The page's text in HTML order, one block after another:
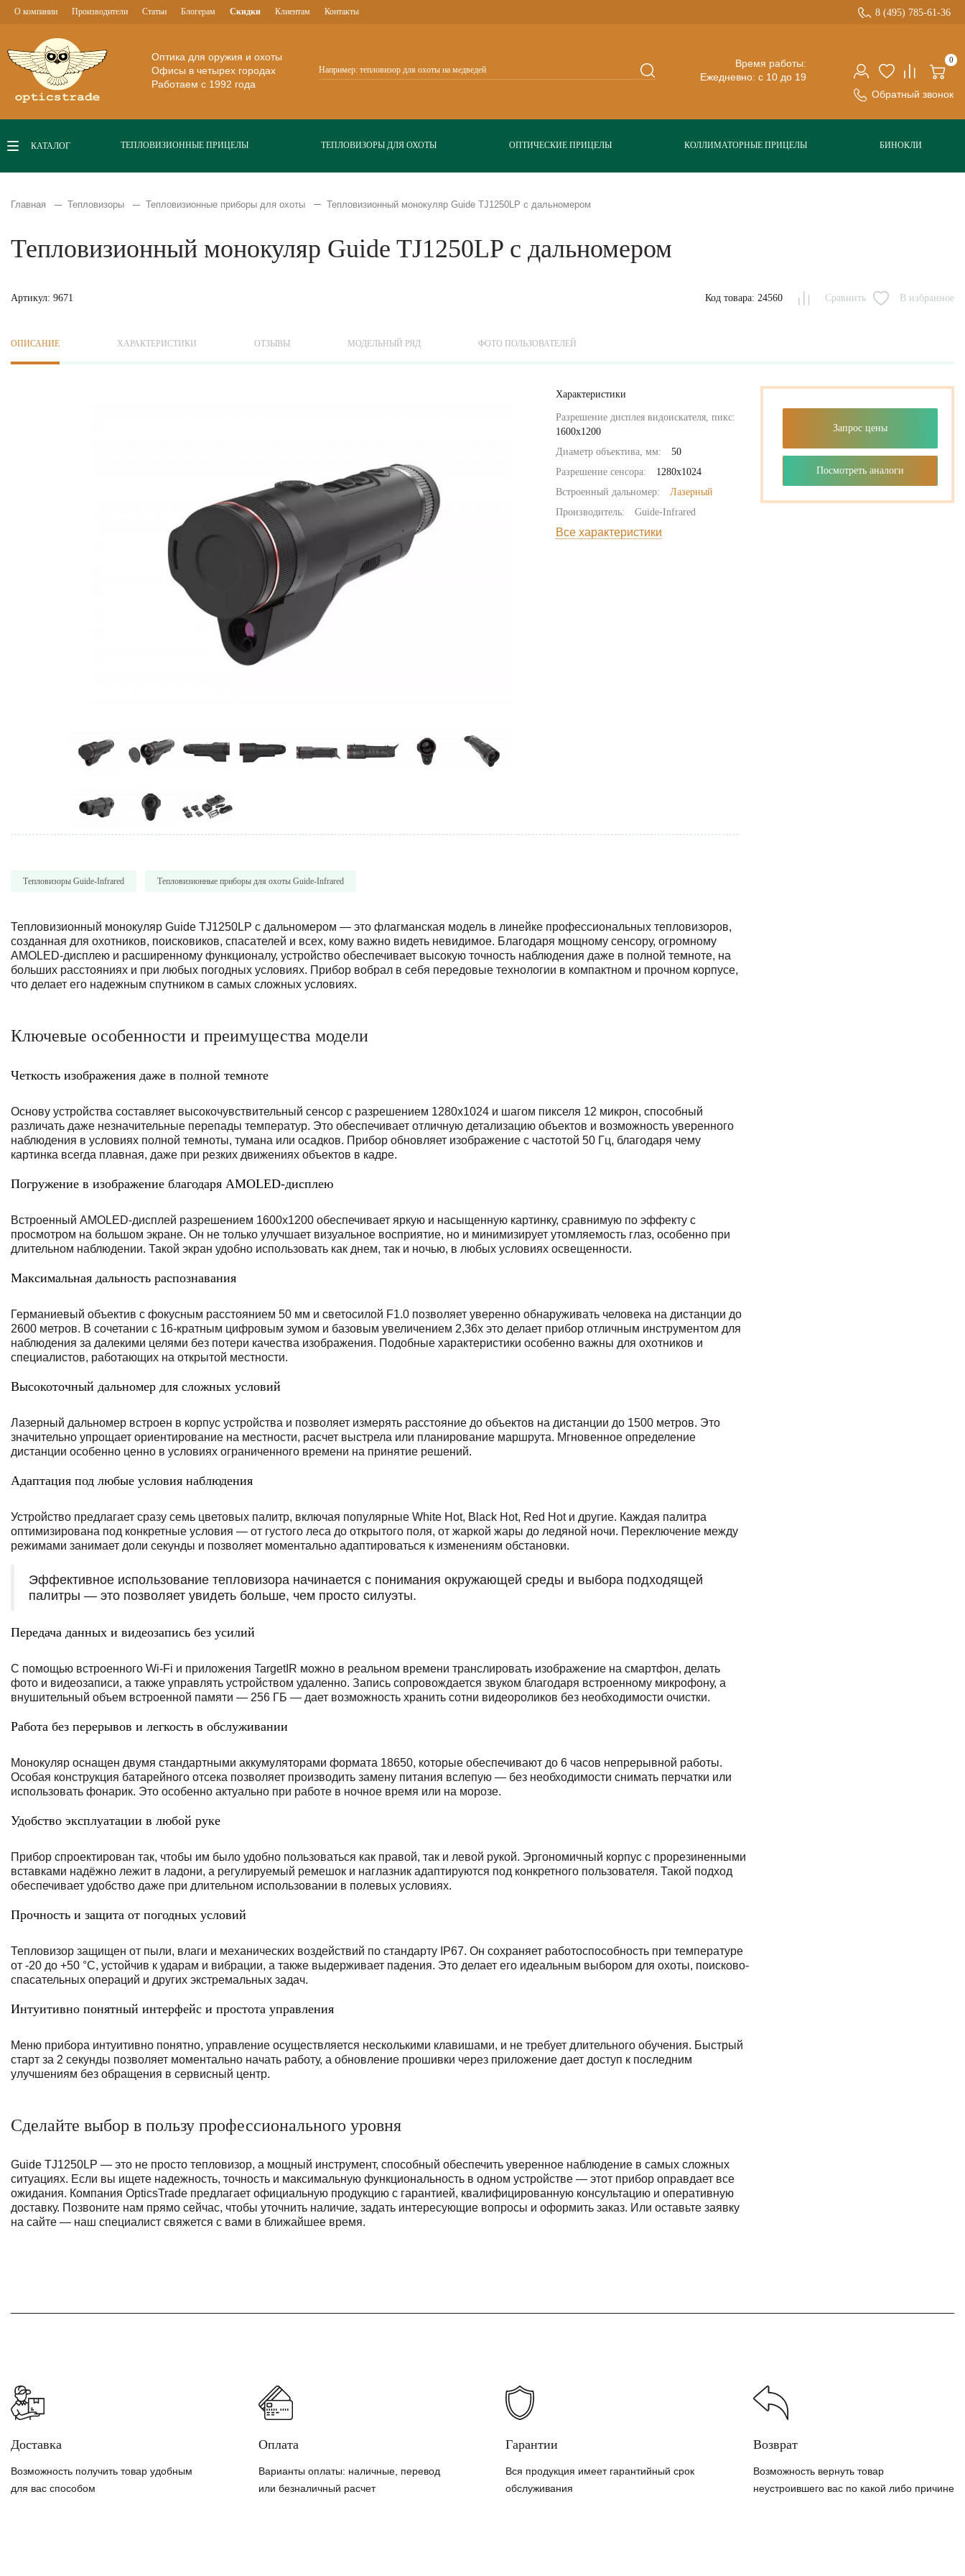
Оптика для оружия и охоты
Офисы в четырех городах
Работаем с 1992 года
Время работы:
Ежедневно: с 10 до 19
0
Обратный звонок
О компании Производители Статьи Блогерам Скидки Клиентам Контакты 8 (495) 785-61-36
КАТАЛОГ ТЕПЛОВИЗИОННЫЕ ПРИЦЕЛЫ ТЕПЛОВИЗОРЫ ДЛЯ ОХОТЫ ОПТИЧЕСКИЕ ПРИЦЕЛЫ КОЛЛИМАТОРНЫЕ ПРИЦЕЛЫ БИНОКЛИ
Главная Тепловизоры Тепловизионные приборы для охоты Тепловизионный монокуляр Guide TJ1250LP с дальномером
Тепловизионный монокуляр Guide TJ1250LP с дальномером
Артикул: 9671 Код товара: 24560 Сравнить В избранное
ОПИСАНИЕ ХАРАКТЕРИСТИКИ ОТЗЫВЫ МОДЕЛЬНЫЙ РЯД ФОТО ПОЛЬЗОВАТЕЛЕЙ
Характеристики
Разрешение дисплея видоискателя, пикс:
1600x1200
Диаметр объектива, мм:
50
Разрешение сенсора:
1280x1024
Встроенный дальномер:
Лазерный
Производитель:
Guide-Infrared
Все характеристики
Запрос цены
Посмотреть аналоги
Тепловизоры Guide-Infrared Тепловизионные приборы для охоты Guide-Infrared
Тепловизионный монокуляр Guide TJ1250LP с дальномером — это флагманская модель в линейке профессиональных тепловизоров,
созданная для охотников, поисковиков, спасателей и всех, кому важно видеть невидимое. Благодаря мощному сенсору, огромному
AMOLED-дисплею и расширенному функционалу, устройство обеспечивает высокую точность наблюдения даже в полной темноте, на
больших расстояниях и при любых погодных условиях. Прибор вобрал в себя передовые технологии в компактном и прочном корпусе,
что делает его надежным спутником в самых сложных условиях.
Ключевые особенности и преимущества модели
Четкость изображения даже в полной темноте
Основу устройства составляет высокочувствительный сенсор с разрешением 1280х1024 и шагом пикселя 12 микрон, способный
различать даже незначительные перепады температур. Это обеспечивает отличную детализацию объектов и возможность уверенного
наблюдения в условиях полной темноты, тумана или осадков. Прибор обновляет изображение с частотой 50 Гц, благодаря чему
картинка всегда плавная, даже при резких движениях объектов в кадре.
Погружение в изображение благодаря AMOLED-дисплею
Встроенный AMOLED-дисплей разрешением 1600х1200 обеспечивает яркую и насыщенную картинку, сравнимую по эффекту с
просмотром на большом экране. Он не только улучшает визуальное восприятие, но и минимизирует утомляемость глаз, особенно при
длительном наблюдении. Такой экран удобно использовать как днем, так и ночью, в любых условиях освещенности.
Максимальная дальность распознавания
Германиевый объектив с фокусным расстоянием 50 мм и светосилой F1.0 позволяет уверенно обнаруживать человека на дистанции до
2600 метров. В сочетании с 16-кратным цифровым зумом и базовым увеличением 2,36x это делает прибор отличным инструментом для
наблюдения за далекими целями без потери качества изображения. Подобные характеристики особенно важны для охотников и
специалистов, работающих на открытой местности.
Высокоточный дальномер для сложных условий
Лазерный дальномер встроен в корпус устройства и позволяет измерять расстояние до объектов на дистанции до 1500 метров. Это
значительно упрощает ориентирование на местности, расчет выстрела или планирование маршрута. Мгновенное определение
дистанции особенно ценно в условиях ограниченного времени на принятие решений.
Адаптация под любые условия наблюдения
Устройство предлагает сразу семь цветовых палитр, включая популярные White Hot, Black Hot, Red Hot и другие. Каждая палитра
оптимизирована под конкретные условия — от густого леса до открытого поля, от жаркой жары до ледяной ночи. Переключение между
режимами занимает доли секунды и позволяет моментально адаптироваться к изменениям обстановки.
Эффективное использование тепловизора начинается с понимания окружающей среды и выбора подходящей
палитры — это позволяет увидеть больше, чем просто силуэты.
Передача данных и видеозапись без усилий
С помощью встроенного Wi-Fi и приложения TargetIR можно в реальном времени транслировать изображение на смартфон, делать
фото и видеозаписи, а также управлять устройством удаленно. Запись сопровождается звуком благодаря встроенному микрофону, а
внушительный объем встроенной памяти — 256 ГБ — дает возможность хранить сотни видеороликов без необходимости очистки.
Работа без перерывов и легкость в обслуживании
Монокуляр оснащен двумя стандартными аккумуляторами формата 18650, которые обеспечивают до 6 часов непрерывной работы.
Особая конструкция батарейного отсека позволяет производить замену питания вслепую — без необходимости снимать перчатки или
использовать фонарик. Это особенно актуально при работе в ночное время или на морозе.
Удобство эксплуатации в любой руке
Прибор спроектирован так, чтобы им было удобно пользоваться как правой, так и левой рукой. Эргономичный корпус с прорезиненными
вставками надёжно лежит в ладони, а регулируемый ремешок и наглазник адаптируются под конкретного пользователя. Такой подход
обеспечивает удобство даже при длительном использовании в полевых условиях.
Прочность и защита от погодных условий
Тепловизор защищен от пыли, влаги и механических воздействий по стандарту IP67. Он сохраняет работоспособность при температуре
от -20 до +50 °C, устойчив к ударам и вибрации, а также выдерживает падения. Это делает его идеальным выбором для охоты, поисково-
спасательных операций и других экстремальных задач.
Интуитивно понятный интерфейс и простота управления
Меню прибора интуитивно понятно, управление осуществляется несколькими клавишами, и не требует длительного обучения. Быстрый
старт за 2 секунды позволяет моментально начать работу, а обновление прошивки через приложение дает доступ к последним
улучшениям без обращения в сервисный центр.
Сделайте выбор в пользу профессионального уровня
Guide TJ1250LP — это не просто тепловизор, а мощный инструмент, способный обеспечить уверенное наблюдение в самых сложных
ситуациях. Если вы ищете надежность, точность и максимальную функциональность в одном устройстве — этот прибор оправдает все
ожидания. Компания OpticsTrade предлагает официальную продукцию с гарантией, квалифицированную консультацию и оперативную
доставку. Позвоните нам прямо сейчас, чтобы уточнить наличие, задать интересующие вопросы и оформить заказ. Или оставьте заявку
на сайте — наш специалист свяжется с вами в ближайшее время.
Доставка
Возможность получить товар удобным
для вас способом
Оплата
Варианты оплаты: наличные, перевод
или безналичный расчет
Гарантии
Вся продукция имеет гарантийный срок
обслуживания
Возврат
Возможность вернуть товар
неустроившего вас по какой либо причине